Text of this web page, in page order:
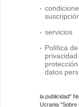
servicios
Política de
privacidad
datos
la publicidad"
Ucrania